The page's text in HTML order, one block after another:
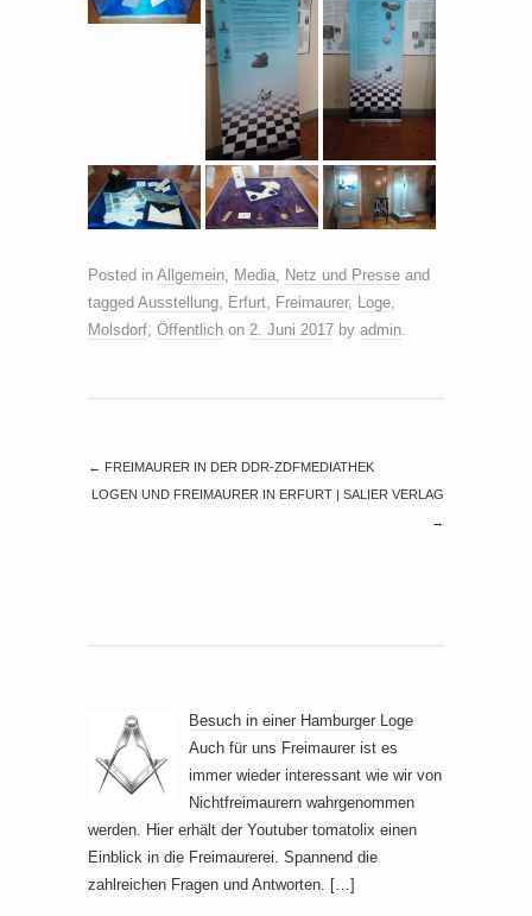
Posted in Allgemein Media Netz und Presse and
tagged Ausstellung Erfurt Freimaurer, Loge
Molsdorf Öffentlich on 2. Juni 2017 by admin
← FREIMAURER IN DER DDR-ZDFMEDIATHEK
LOGEN UND FREIMAURER IN ERFURT | SALIER VERLAG
→
Besuch in einer Hamburger Loge
Auch für uns Freimaurer ist es
immer wieder interessant wie wir von
Nichtfreimaurern wahrgenommen
werden. Hier erhält der Youtuber tomatolix einen
Einblick in die Freimaurerei. Spannend die
zahlreichen Fragen und Antworten.
[…]